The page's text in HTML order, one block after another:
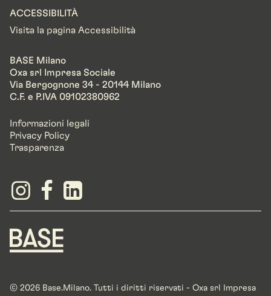
ACCESSIBILITÀ
Visita la pagina Accessibilità
BASE Milano
Oxa srl Impresa Sociale
Via Bergognone 34 - 20144 Milano
C.F. e P.IVA 09102380962
Informazioni legali
Privacy Policy
Trasparenza
© 2026 Base.Milano. Tutti i diritti riservati - Oxa srl Impresa